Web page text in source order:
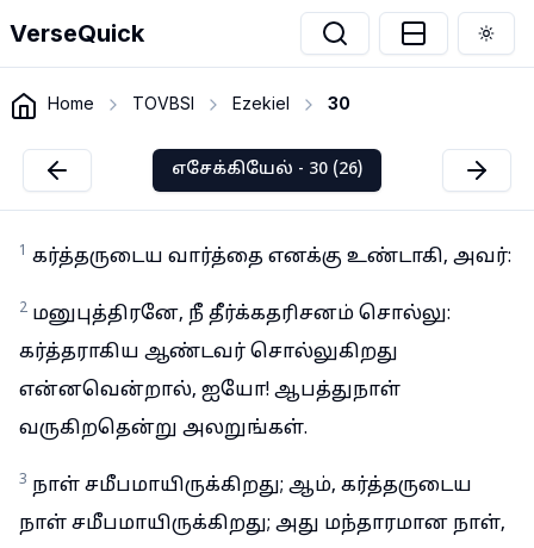
VerseQuick
Home TOVBSI Ezekiel 30
எசேக்கியேல் - 30 (26)
1 கர்த்தருடைய வார்த்தை எனக்கு உண்டாகி, அவர்:
2 மனுபுத்திரனே, நீ தீர்க்கதரிசனம் சொல்லு:
கர்த்தராகிய ஆண்டவர் சொல்லுகிறது
என்னவென்றால், ஐயோ! ஆபத்துநாள்
வருகிறதென்று அலறுங்கள்.
3 நாள் சமீபமாயிருக்கிறது; ஆம், கர்த்தருடைய
நாள் சமீபமாயிருக்கிறது; அது மந்தாரமான நாள்,